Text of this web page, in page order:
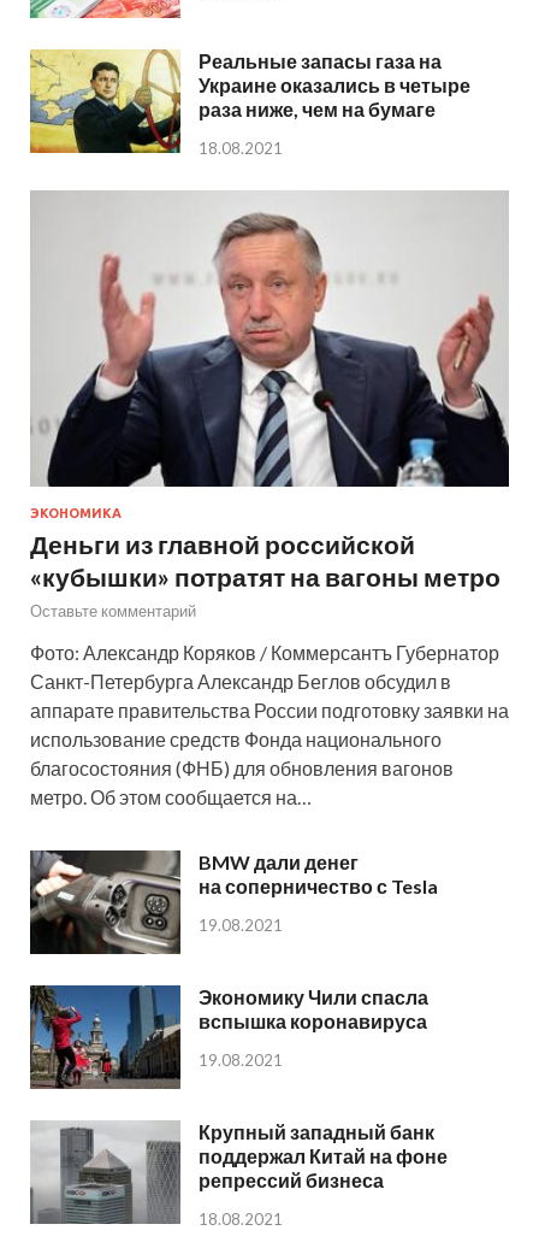
Реальные запасы газа на
Украине оказались в четыре
раза ниже, чем на бумаге
18.08.2021
ЭКОНОМИКА
Деньги из главной российской
«кубышки» потратят на вагоны метро
Оставьте комментарий
Фото: Александр Коряков / Коммерсантъ Губернатор
Санкт-Петербурга Александр Беглов обсудил в
аппарате правительства России подготовку заявки на
использование средств Фонда национального
благосостояния (ФНБ) для обновления вагонов
метро. Об этом сообщается на…
BMW дали денег
на соперничество с Tesla
19.08.2021
Экономику Чили спасла
вспышка коронавируса
19.08.2021
Крупный западный банк
поддержал Китай на фоне
репрессий бизнеса
18.08.2021